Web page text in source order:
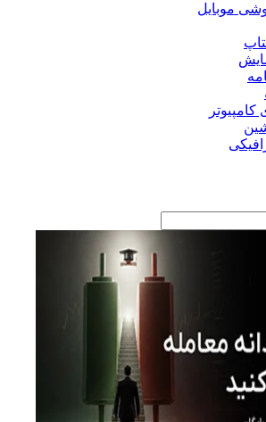
موبایل
کامپیوتر